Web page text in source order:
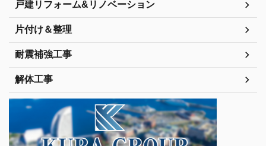
戸建リフォーム&リノベーション
片付け＆整理
耐震補強工事
解体工事